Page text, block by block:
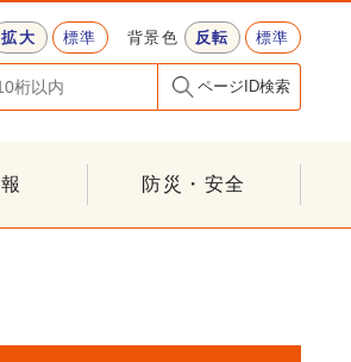
拡大 標準 背景色 反転 標準
ページID検索
防災・安全